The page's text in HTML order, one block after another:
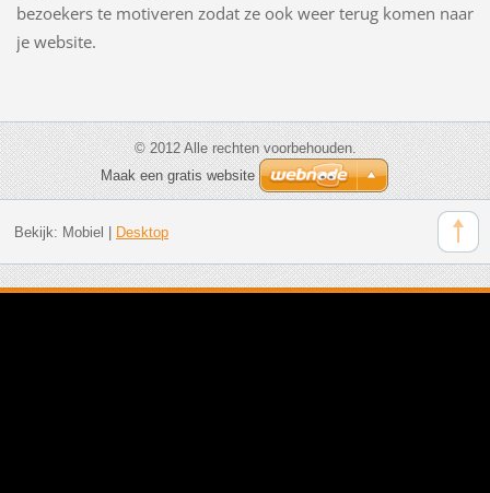
bezoekers te motiveren zodat ze ook weer terug komen naar
je website.
© 2012 Alle rechten voorbehouden.
Maak een gratis website
Bekijk: Mobiel Desktop